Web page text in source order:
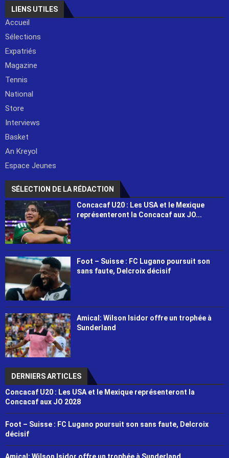
LIENS UTILES
Accueil
Sélections
Expatriés
Magazine
Tennis
National
Store
Interviews
Basket
An Kreyol
Espace Jeunes
SÉLECTION DE LA RÉDACTION
Concacaf U20 : Les USA et le Mexique
représenteront la Concacaf aux JO...
Foot – Suisse : FC Lugano poursuit son
sans faute, Delcroix décisif
Amical: Wilson Isidor offre un trophée à
Sunderland
DERNIERS ARTICLES
Concacaf U20 : Les USA et le Mexique représenteront la
Concacaf aux JO 2028
Foot – Suisse : FC Lugano poursuit son sans faute, Delcroix
décisif
Amical: Wilson Isidor offre un trophée à Sunderland